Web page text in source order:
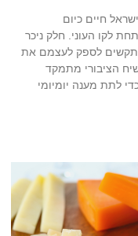
חיים כיום
שואה. כ-42,000 מהם מתחת לקו העוני. חלק ניכר
לספק לעצמם את
הציבורי מתמקד
לתת מענה יומיומי